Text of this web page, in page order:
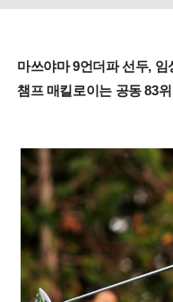
마쓰야마 9언더파 선두,
챔프 매킬로이는 공동 83위